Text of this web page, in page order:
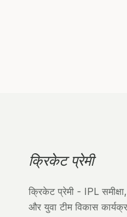
क्रिकेट प्रेमी
क्रिकेट प्रेमी - IPL
और युवा टीम विकास